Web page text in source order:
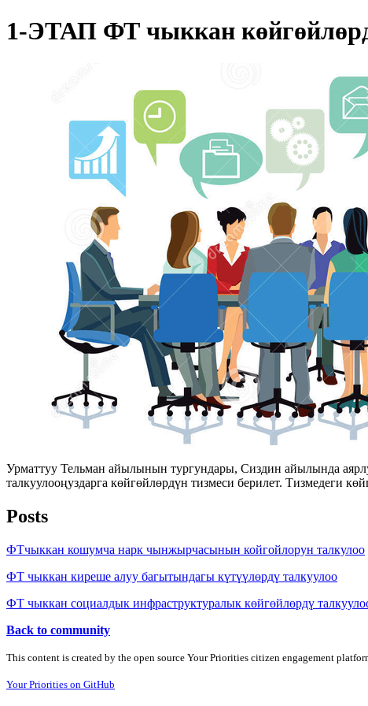
1-ЭТАП ФТ чыккан
Урматтуу Тельман айылынын тургундары, Сиздин айылында
талкуулооңуздарга көйгөйлөрдүн тизмеси берилет. Тизмедеги
Posts
ФТчыккан кошумча нарк чынжырчасынын койгойлорун талкулоо
ФТ чыккан киреше алуу багытындагы күтүүлөрдү талкуулоо
ФТ чыккан социалдык инфраструктуралык көйгөйлөрдү
Back to community
This content is created by the open source Your Priorities citizen engagement
Your Priorities on GitHub